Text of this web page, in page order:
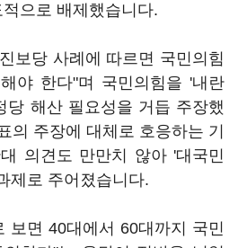
으로 배제했습니다.
보당 사례에 따르면 국민의힘
야 한다"며 국민의힘을 '내란
당 해산 필요성을 거듭 주장했
의 주장에 대체로 호응하는 기
의견도 만만치 않아 '대국민
제로 주어졌습니다.
보면 40대에서 60대까지 국민